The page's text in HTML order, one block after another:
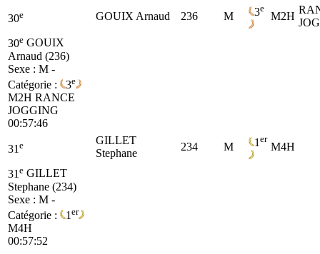
30e GOUIX Arnaud 236 M 3e
M2H
30e GOUIX
Arnaud (236)
Sexe : M -
Catégorie :
3e
M2H RANCE
JOGGING
00:57:46
31 e
GILLET
Stephane
234 M 1 er
M4H
31 e GILLET
Stephane (234)
Sexe : M -
Catégorie :
1 er
M4H
00:57:52